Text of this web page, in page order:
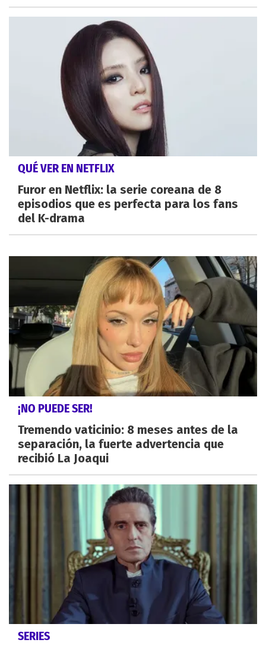
QUÉ VER EN NETFLIX
Furor en Netflix: la serie coreana de 8
episodios que es perfecta para los fans
del K-drama
¡NO PUEDE SER!
Tremendo vaticinio: 8 meses antes de la
separación, la fuerte advertencia que
recibió La Joaqui
SERIES